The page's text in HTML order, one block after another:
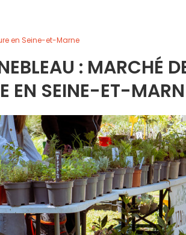
en Seine-et-Marne
: MARCHÉ
EN SEINE-ET-